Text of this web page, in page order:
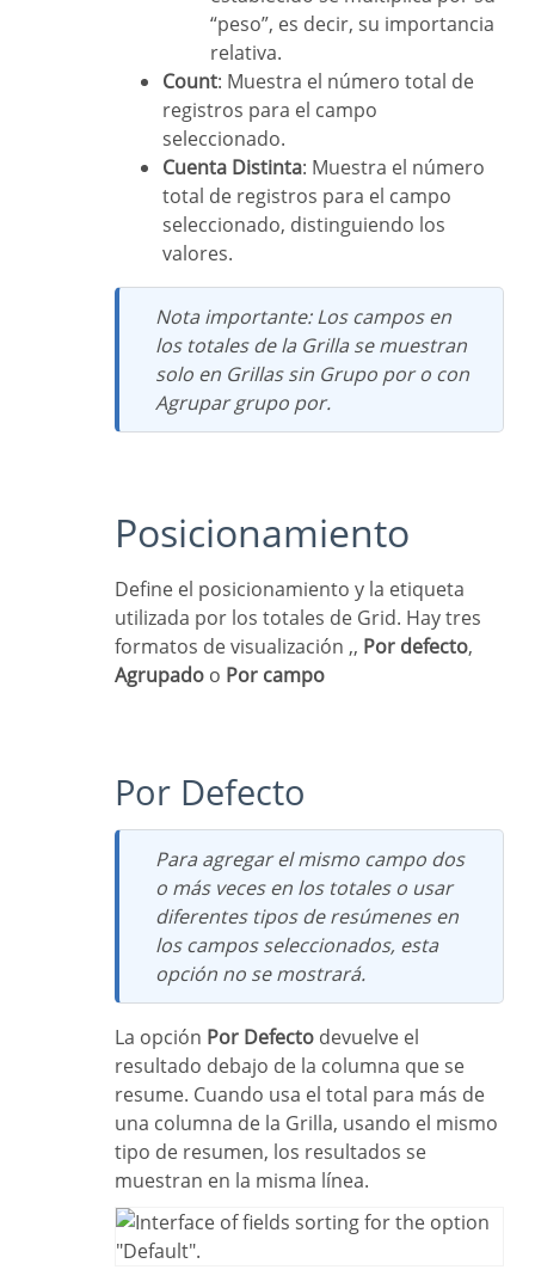
“peso”, es decir, su importancia
relativa.
Count: Muestra el número total de
registros para el campo
seleccionado.
Cuenta Distinta: Muestra el número
total de registros para el campo
seleccionado, distinguiendo los
valores.
Nota importante: Los campos en
los totales de la Grilla se muestran
solo en Grillas sin Grupo por o con
Agrupar grupo por.
Posicionamiento
Define el posicionamiento y la etiqueta
utilizada por los totales de Grid. Hay tres
formatos de visualización ,, Por defecto,
Agrupado o Por campo
Por Defecto
Para agregar el mismo campo dos
o más veces en los totales o usar
diferentes tipos de resúmenes en
los campos seleccionados, esta
opción no se mostrará.
La opción Por Defecto devuelve el
resultado debajo de la columna que se
resume. Cuando usa el total para más de
una columna de la Grilla, usando el mismo
tipo de resumen, los resultados se
muestran en la misma línea.